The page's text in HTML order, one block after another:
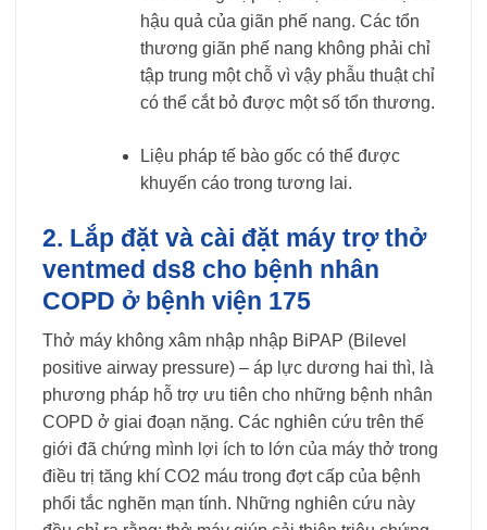
hậu quả của giãn phế nang. Các tổn
thương giãn phế nang không phải chỉ
tập trung một chỗ vì vậy phẫu thuật chỉ
có thể cắt bỏ được một số tổn thương.
Liệu pháp tế bào gốc có thể được
khuyến cáo trong tương lai.
2. Lắp đặt và cài đặt máy trợ thở
ventmed ds8 cho bệnh nhân
COPD ở bệnh viện 175
Thở máy không xâm nhập nhập BiPAP (Bilevel
positive airway pressure) – áp lực dương hai thì, là
phương pháp hỗ trợ ưu tiên cho những bệnh nhân
COPD ở giai đoạn nặng. Các nghiên cứu trên thế
giới đã chứng mình lợi ích to lớn của máy thở trong
điều trị tăng khí CO2 máu trong đợt cấp của bệnh
phổi tắc nghẽn mạn tính. Những nghiên cứu này